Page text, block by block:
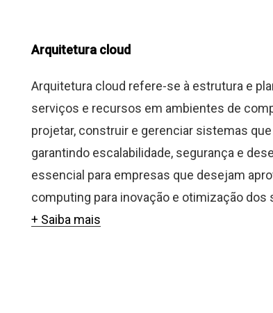
Arquitetura cloud
Arquitetura cloud refere-se à estrutura e
serviços e recursos em ambientes de
projetar, construir e gerenciar sistemas
garantindo escalabilidade, segurança e
essencial para empresas que desejam
computing para inovação e otimização dos
+ Saiba mais